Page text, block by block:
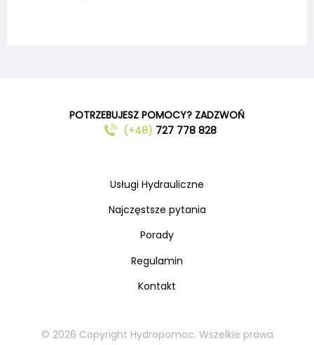
POTRZEBUJESZ POMOCY? ZADZWOŃ
(+48) 727 778 828
Usługi Hydrauliczne
Najczęstsze pytania
Porady
Regulamin
Kontakt
© 2026 Copyright Hydropomoc. Wszelkie prawa